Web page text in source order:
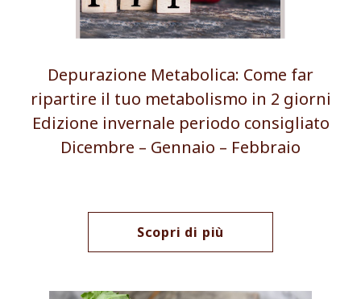
Depurazione Metabolica: Come far
ripartire il tuo metabolismo in 2 giorni
Edizione invernale periodo consigliato
Dicembre – Gennaio – Febbraio
Scopri di più